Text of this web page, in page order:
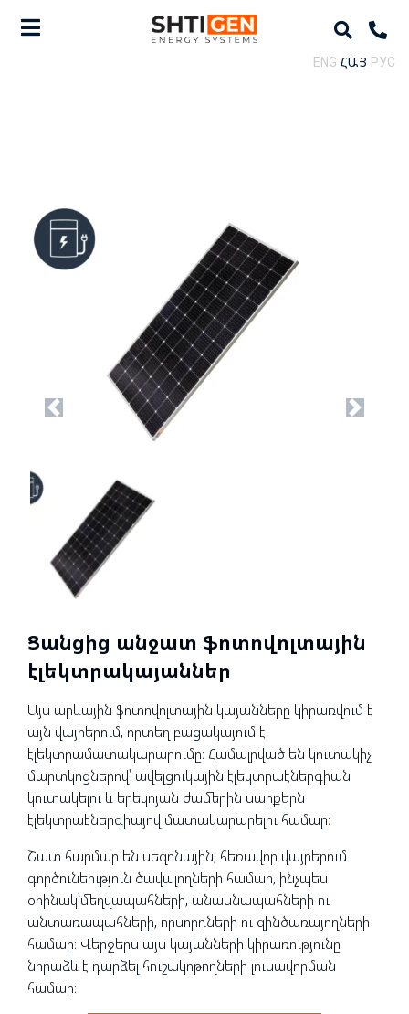
ENG ՀԱՅ РУС
Previous Next
Ցանցից անջատ ֆոտովոլտային
էլեկտրակայաններ
Այս արևային ֆոտովոլտային կայանները կիրառվում է
այն վայրերում, որտեղ բացակայում է
էլեկտրամատակարարումը։ Համալրված են կուտակիչ
մարտկոցներով՝ ավելցուկային էլեկտրաէներգիան
կուտակելու և երեկոյան ժամերին սարքերն
էլեկտրաէներգիայով մատակարարելու համար։
Շատ հարմար են սեզոնային, հեռավոր վայրերում
գործունեություն ծավալողների համար, ինչպես
օրինակ՝մեղվապահների, անասնապահների ու
անտառապահների, որսորդների ու զինծառայողների
համար։ Վերջերս այս կայանների կիրառությունը
նորաձև է դարձել հուշակոթողների լուսավորման
համար։